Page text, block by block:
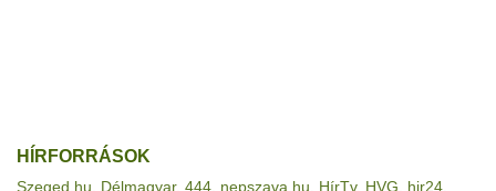
HÍRFORRÁSOK
Szeged.hu Délmagyar, 444 nepszava.hu HírTv, HVG hir24